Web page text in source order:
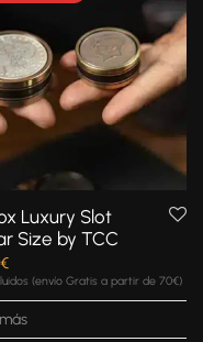
Luxury Slot
Size by TCC
€
(envío Gratis a partir de 70€)